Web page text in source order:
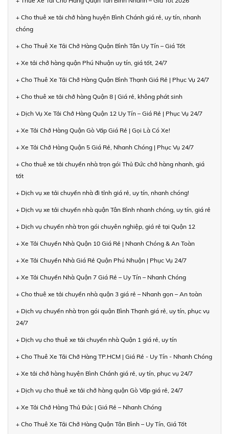
+ Cho thuê xe tải chở hàng huyện Bình Chánh giá rẻ, uy tín, nhanh
chóng
+ Cho Thuê Xe Tải Chở Hàng Quận Bình Tân Uy Tín – Giá Tốt
+ Xe tải chở hàng quận Phú Nhuận uy tín, giá tốt, 24/7
+ Cho Thuê Xe Tải Chở Hàng Quận Bình Thạnh Giá Rẻ | Phục Vụ 24/7
+ Cho thuê xe tải chở hàng Quận 8 | Giá rẻ, không phát sinh
+ Dịch Vụ Xe Tải Chở Hàng Quận 12 Uy Tín – Giá Rẻ | Phục Vụ 24/7
+ Xe Tải Chở Hàng Quận Gò Vấp Giá Rẻ | Gọi Là Có Xe!
+ Xe Tải Chở Hàng Quận 5 Giá Rẻ, Nhanh Chóng | Phục Vụ 24/7
+ Cho thuê xe tải chuyển nhà trọn gói Thủ Đức chở hàng nhanh, giá
tốt
+ Dịch vụ xe tải chuyển nhà đi tỉnh giá rẻ, uy tín, nhanh chóng!
+ Dịch vụ xe tải chuyển nhà quận Tân Bình nhanh chóng, uy tín, giá rẻ
+ Dịch vụ chuyển nhà trọn gói chuyên nghiệp, giá rẻ tại Quận 12
+ Xe Tải Chuyển Nhà Quận 10 Giá Rẻ | Nhanh Chóng & An Toàn
+ Xe Tải Chuyển Nhà Giá Rẻ Quận Phú Nhuận | Phục Vụ 24/7
+ Xe Tải Chuyển Nhà Quận 7 Giá Rẻ – Uy Tín – Nhanh Chóng
+ Cho thuê xe tải chuyển nhà quận 3 giá rẻ – Nhanh gọn – An toàn
+ Dịch vụ chuyển nhà trọn gói quận Bình Thạnh giá rẻ, uy tín, phục vụ
24/7
+ Dịch vụ cho thuê xe tải chuyển nhà Quận 1 giá rẻ, uy tín
+ Cho Thuê Xe Tải Chở Hàng TP.HCM | Giá Rẻ - Uy Tín - Nhanh Chóng
+ Xe tải chở hàng huyện Bình Chánh giá rẻ, uy tín, phục vụ 24/7
+ Dịch vụ cho thuê xe tải chở hàng quận Gò Vấp giá rẻ, 24/7
+ Xe Tải Chở Hàng Thủ Đức | Giá Rẻ – Nhanh Chóng
+ Cho Thuê Xe Tải Chở Hàng Quận Tân Bình – Uy Tín, Giá Tốt